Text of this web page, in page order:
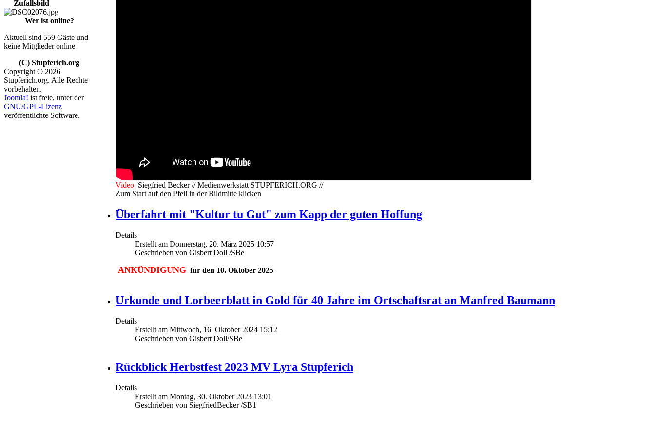
Zufallsbild
Wer ist online?
Aktuell sind 559 Gäste und
keine Mitglieder online
(C) Stupferich.org
Copyright © 2026
Stupferich.org. Alle Rechte
vorbehalten.
Joomla! ist freie, unter der
GNU/GPL-Lizenz
veröffentlichte Software.
Video: Siegfried Becker // Medienwerkstatt STUPFERICH.ORG //
Zum Start auf den Pfeil in der Bildmitte klicken
Überfahrt mit "Kultur tu Gut" zum Kapp der guten Hoffung
Details
Erstellt am Donnerstag, 20. März 2025 10:57
Geschrieben von Gisbert Doll /SBe
ANKÜNDIGUNG für den 10. Oktober 2025
Urkunde und Lorbeerblatt in Gold für 40 Jahre im Ortschaftsrat an Manfred Baumann
Details
Erstellt am Mittwoch, 16. Oktober 2024 15:12
Geschrieben von Gisbert Doll/SBe
Rückblick Herbstfest 2023 MV Lyra Stupferich
Details
Erstellt am Montag, 30. Oktober 2023 13:01
Geschrieben von SiegfriedBecker /SB1